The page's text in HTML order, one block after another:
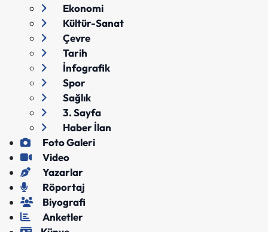
Ekonomi
Kültür-Sanat
Çevre
Tarih
İnfografik
Spor
Sağlık
3. Sayfa
Haber İlan
Foto Galeri
Video
Yazarlar
Röportaj
Biyografi
Anketler